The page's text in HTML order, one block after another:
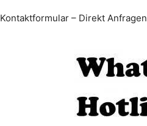
Kontaktformular – Direkt Anfragen